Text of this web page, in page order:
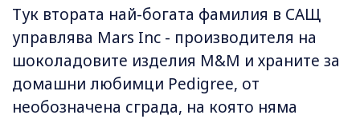
Тук втората най-богата фамилия в САЩ
управлява Mars Inc - производителя на
шоколадовите изделия M&M и храните за
домашни любимци Pedigree, от
необозначена сграда, на която няма